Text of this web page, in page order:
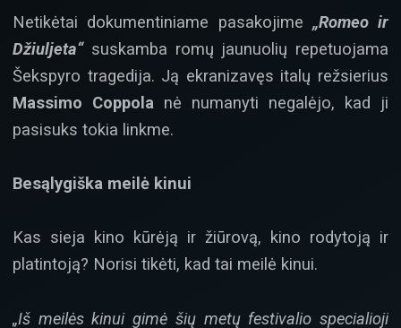
Netikėtai dokumentiniame pasakojime „Romeo ir
Džiuljeta“suskamba romų jaunuolių repetuojama
Šekspyro tragedija. Ją ekranizavęs italų režsierius
Massimo Coppola nė numanyti negalėjo, kad ji
pasisuks tokia linkme.
Besąlygiška meilė kinui
Kas sieja kino kūrėją ir žiūrovą, kino rodytoją ir
platintoją? Norisi tikėti, kad tai meilė kinui.
„Iš meilės kinui gimė šių metų festivalio specialioji